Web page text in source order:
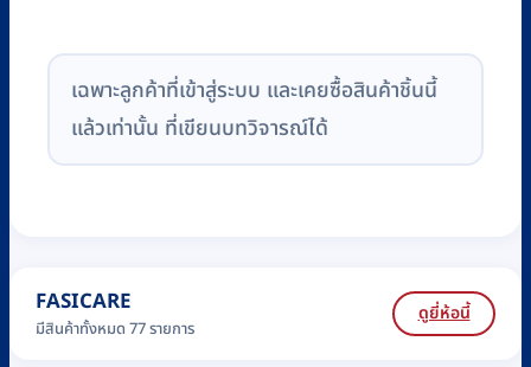
เฉพาะลูกค้าที่เข้าสู่ระบบ และเคยซื้อสินค้าชิ้นนี้
แล้วเท่านั้น ที่เขียนบทวิจารณ์ได้
FASICARE
มีสินค้าทั้งหมด 77 รายการ
ดูยี่ห้อนี้